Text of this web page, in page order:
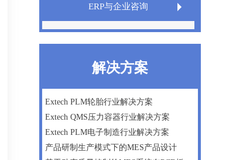
XT InfoShield电子信息防护盾
ERP与企业咨询
IPD管理咨询
微软Dynamics AX ERP一体化方案
数字化工厂建设咨询
企业战略及管理咨询
解决方案
Extech PLM轮胎行业解决方案
Extech QMS压力容器行业解决方案
Extech PLM电子制造行业解决方案
产品研制生产模式下的MES产品设计